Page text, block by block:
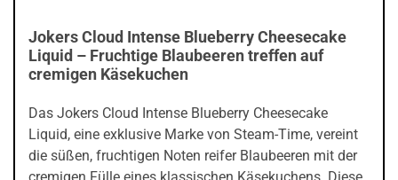
Jokers Cloud Intense Blueberry Cheesecake
Liquid – Fruchtige Blaubeeren treffen auf
cremigen Käsekuchen
Das Jokers Cloud Intense Blueberry Cheesecake
Liquid, eine exklusive Marke von Steam-Time, vereint
die süßen, fruchtigen Noten reifer Blaubeeren mit der